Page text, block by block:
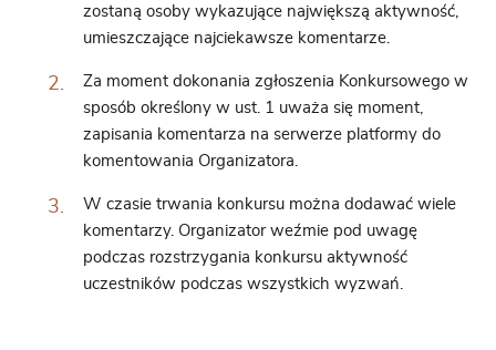
zostaną osoby wykazujące największą aktywność,
umieszczające najciekawsze komentarze.
Za moment dokonania zgłoszenia Konkursowego w
sposób określony w ust. 1 uważa się moment,
zapisania komentarza na serwerze platformy do
komentowania Organizatora.
W czasie trwania konkursu można dodawać wiele
komentarzy. Organizator weźmie pod uwagę
podczas rozstrzygania konkursu aktywność
uczestników podczas wszystkich wyzwań.